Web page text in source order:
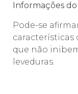
Informações
Pode-se
características
que não
leveduras.